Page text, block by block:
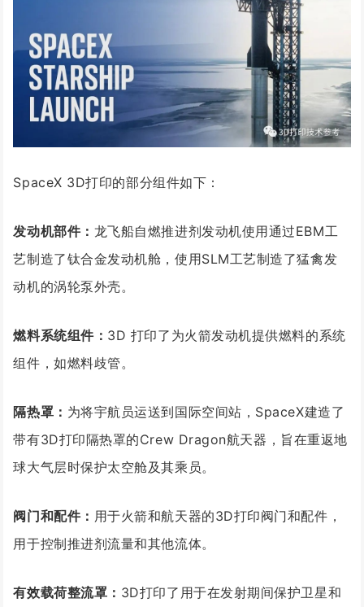
SpaceX 3D打印的部分组件如下：
发动机部件： 龙飞船自燃推进剂发动机使用通过EBM工
艺制造了钛合金发动机舱，使用SLM工艺制造了猛禽发
动机的涡轮泵外壳。
燃料系统组件： 3D 打印了为火箭发动机提供燃料的系统
组件，如燃料歧管。
隔热罩： 为将宇航员运送到国际空间站，SpaceX建造了
带有3D打印隔热罩的Crew Dragon航天器，旨在重返地
球大气层时保护太空舱及其乘员。
阀门和配件： 用于火箭和航天器的3D打印阀门和配件，
用于控制推进剂流量和其他流体。
有效载荷整流罩： 3D打印了用于在发射期间保护卫星和